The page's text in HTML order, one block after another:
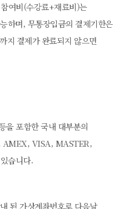
여비(수강료+재료비)는
하며, 무통장입금의 결제기한은
지 결제가 완료되지 않으면
을 포함한 국내 대부분의
AMEX, VISA, MASTER,
습니다.
된 가상계좌번호로 다음날